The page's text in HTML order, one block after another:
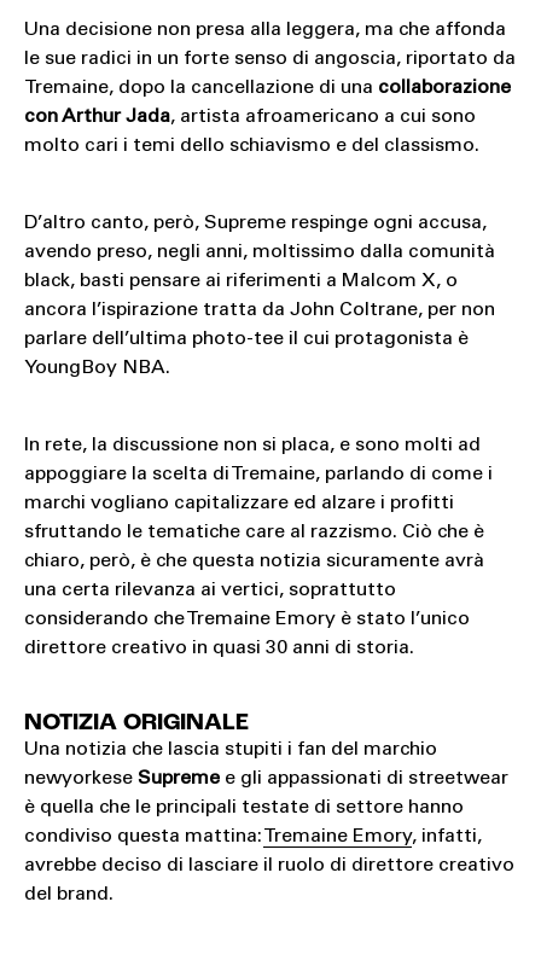
Una decisione non presa alla leggera, ma che affonda
le sue radici in un forte senso di angoscia, riportato da
Tremaine, dopo la cancellazione di una collaborazione
con Arthur Jada, artista afroamericano a cui sono
molto cari i temi dello schiavismo e del classismo.
D’altro canto, però, Supreme respinge ogni accusa,
avendo preso, negli anni, moltissimo dalla comunità
black, basti pensare ai riferimenti a Malcom X, o
ancora l’ispirazione tratta da John Coltrane, per non
parlare dell’ultima photo-tee il cui protagonista è
YoungBoy NBA.
In rete, la discussione non si placa, e sono molti ad
appoggiare la scelta di Tremaine, parlando di come i
marchi vogliano capitalizzare ed alzare i profitti
sfruttando le tematiche care al razzismo. Ciò che è
chiaro, però, è che questa notizia sicuramente avrà
una certa rilevanza ai vertici, soprattutto
considerando che Tremaine Emory è stato l’unico
direttore creativo in quasi 30 anni di storia.
NOTIZIA ORIGINALE
Una notizia che lascia stupiti i fan del marchio
newyorkese Supremee gli appassionati di streetwear
è quella che le principali testate di settore hanno
condiviso questa mattina: Tremaine Emory, infatti,
avrebbe deciso di lasciare il ruolo di direttore creativo
del brand.